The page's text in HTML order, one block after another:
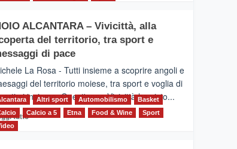
Torna
la
Supermaratona
ALCANTARA – Vivicittà, alla
del territorio, tra sport e
di pace
La Rosa - Tutti insieme a scoprire angoli e
del territorio moiese, tra sport e voglia di
insieme. Quest'anno Vivicittà ha visto...
tuttoLeggi
Altri sport Automobilismo
Basket
Calcio a 5 Etna Food & Wine
Sport